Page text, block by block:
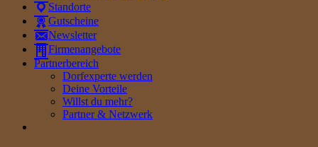
Standorte
Gutscheine
Newsletter
Firmenangebote
Partnerbereich
Dorfexperte werden
Deine Vorteile
Willst du mehr?
Partner & Netzwerk